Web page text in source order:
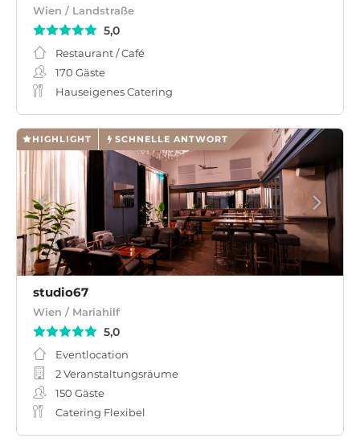
Wien / Landstraße
5,0
Restaurant / Café
170 Gäste
Hauseigenes Catering
HIGHLIGHT SCHNELLE ANTWORT
studio67
Wien / Mariahilf
5,0
Eventlocation
2 Veranstaltungsräume
150 Gäste
Catering Flexibel